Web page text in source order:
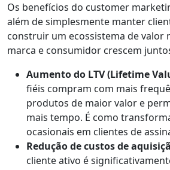
Os benefícios do customer
além de simplesmente manter
construir um ecossistema de valor
marca e consumidor crescem
Aumento do LTV (Lifetime
fiéis compram com mais
produtos de maior valor e
mais tempo. É como
ocasionais em clientes de
Redução de custos de
cliente ativo é